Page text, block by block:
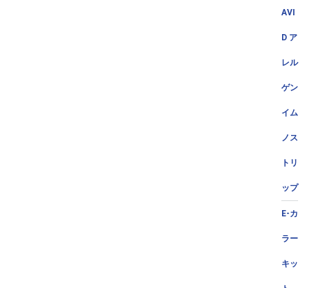
AVI
D ア
レル
ゲン
イム
ノス
トリ
ップ
E-カ
ラー
キッ